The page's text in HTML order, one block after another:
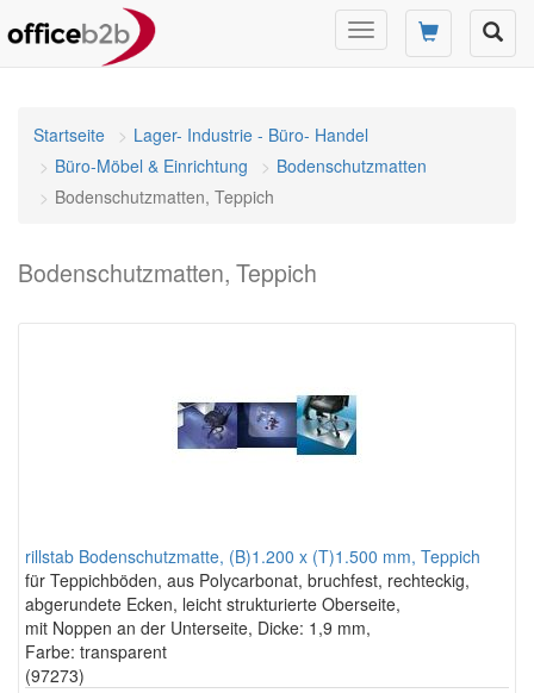
Navigation
umschalten
Startseite
Lager- Industrie - Büro- Handel
Büro-Möbel & Einrichtung
Bodenschutzmatten
Bodenschutzmatten, Teppich
Bodenschutzmatten, Teppich
rillstab Bodenschutzmatte, (B)1.200 x (T)1.500 mm, Teppich
für Teppichböden, aus Polycarbonat, bruchfest, rechteckig,
abgerundete Ecken, leicht strukturierte Oberseite,
mit Noppen an der Unterseite, Dicke: 1,9 mm,
Farbe: transparent
(97273)